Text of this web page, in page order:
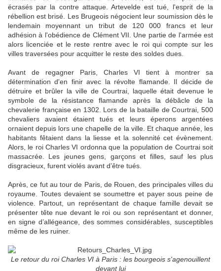
écrasés par la contre attaque. Artevelde est tué, l'esprit de la
rébellion est brisé. Les Brugeois négocient leur soumission dès le
lendemain moyennant un tribut de 120 000 francs et leur
adhésion à l'obédience de Clément VII. Une partie de l'armée est
alors licenciée et le reste rentre avec le roi qui compte sur les
villes traversées pour acquitter le reste des soldes dues.
Avant de regagner Paris, Charles VI tient à montrer sa
détermination d'en finir avec la révolte flamande. Il décide de
détruire et brûler la ville de Courtrai, laquelle était devenue le
symbole de la résistance flamande après la débâcle de la
chevalerie française en 1302. Lors de la bataille de Courtrai, 500
chevaliers avaient étaient tués et leurs éperons argentées
ornaient depuis lors une chapelle de la ville. Et chaque année, les
habitants fêtaient dans la liesse et la solennité cet évènement.
Alors, le roi Charles VI ordonna que la population de Courtrai soit
massacrée. Les jeunes gens, garçons et filles, sauf les plus
disgracieux, furent violés avant d’être tués.
Après, ce fut au tour de Paris, de Rouen, des principales villes du
royaume. Toutes devaient se soumettre et payer sous peine de
violence. Partout, un représentant de chaque famille devait se
présenter tête nue devant le roi ou son représentant et donner,
en signe d’allégeance, des sommes considérables, susceptibles
même de les ruiner.
Le retour du roi Charles VI à Paris : les bourgeois s'agenouillent
devant lui